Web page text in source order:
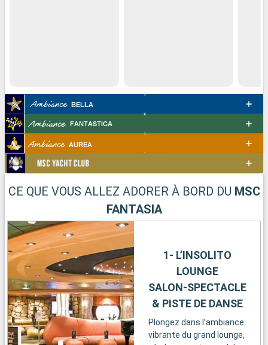
CE QUE VOUS ALLEZ ADORER À BORD DU MSC
FANTASIA
1- L’INSOLITO
LOUNGE
SALON-SPECTACLE
& PISTE DE DANSE
Plongez dans l’ambiance
vibrante du grand lounge,